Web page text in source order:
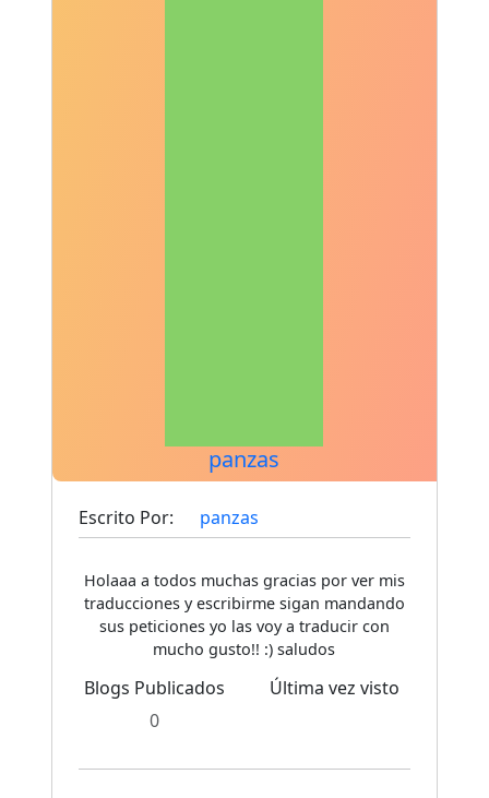
panzas
Escrito Por: panzas
Holaaa a todos muchas gracias por ver mis
traducciones y escribirme sigan mandando
sus peticiones yo las voy a traducir con
mucho gusto!! :) saludos
Blogs Publicados
0
Última vez visto